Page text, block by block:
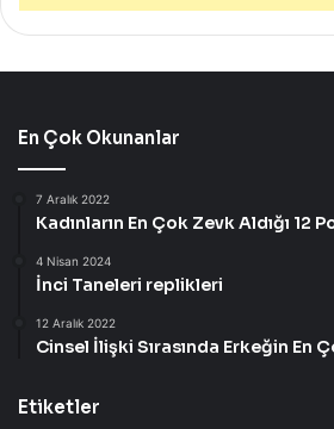
En Çok Okunanlar
7 Aralık 2022
Kadınların En Çok Zevk Aldığı 12
4 Nisan 2024
İnci Taneleri replikleri
12 Aralık 2022
Cinsel İlişki Sırasında Erkeğin En
Etiketler